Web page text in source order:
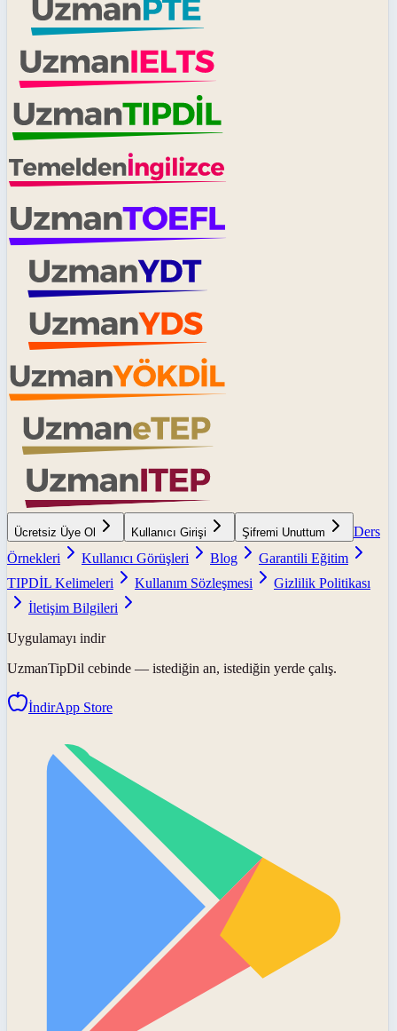
Ücretsiz Üye Ol Kullanıcı Girişi Şifremi Unuttum
Ders
Örnekleri
Kullanıcı Görüşleri Blog
Garantili Eğitim
TIPDİL Kelimeleri
Kullanım Sözleşmesi
Gizlilik Politikası
İletişim Bilgileri
Uygulamayı indir
UzmanTipDil cebinde — istediğin an, istediğin yerde çalış.
İndirApp Store